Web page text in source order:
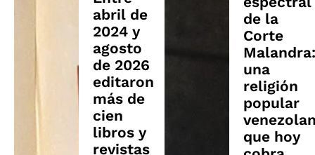
abril de
2024 y
agosto
de 2026
editaron
más de
cien
libros y
revistas
de la
Corte
Malandra:
una
religión
popular
que hoy